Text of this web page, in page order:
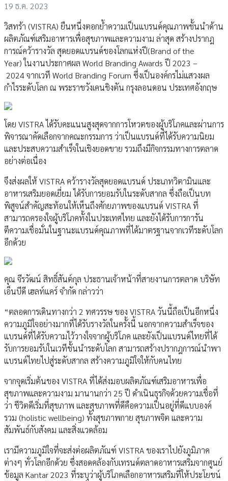
19 ธ.ค. 2023
วิสทร้า (VISTRA) ยืนหนึ่งตอกย้ำความเป็นแบรนด์คุณภาพชั้นนำด้าน
ผลิตภัณฑ์เสริมอาหารเพื่อสุขภาพและความงาม ล่าสุด สร้างปรากฎ
การณ์คว้ารางวัล สุดยอดแบรนด์ของโลกแห่งปี(Brand of the
Year) ในงานประกาศผล World Branding Awards ปี 2023 –
2024 จากเวที World Branding Forum ซึ่งเป็นองค์กรไม่แสวงผล
กำไรระดับโลก ณ พระราชวังเคนชิงตัน กรุงลอนดอน ประเทศอังกฤษ
โดย VISTRA ได้รับคะแนนสูงสุดจากการโหวตของผู้บริโภคและผ่านการ
พิจารณาคัดเลือกจากคณะกรรมการ ว่าเป็นแบรนด์ที่ได้รับความนิยม
และประสบความสำเร็จในเชิงยอดขาย รวมถึงมีกิจกรรมทางการตลาด
อย่างต่อเนื่อง
จึงส่งผลให้ VISTRA คว้ารางวัลสุดยอดแบรนด์ ประเภทวิตามินและ
อาหารเสริมยอดเยี่ยม ได้รับการยอมรับในระดับสากล ซึ่งถือเป็นบท
พิสูจน์สำคัญสะท้อนให้เห็นถึงศักยภาพของแบรนด์ VISTRA ที่
สามารถครองใจผู้บริโภคทั้งในประเทศไทย และยังได้รับการการัน
ตีความเชื่อมั่นในฐานะแบรนด์คุณภาพที่ได้มาตรฐานจากเวทีระดับโลก
อีกด้วย
คุณ จีรวัฒน์ สิทธิ์สันต์กุล ประธานเจ้าหน้าที่สายงานการตลาด บริษัท
เอ็นบีดี เฮลท์แคร์ จำกัด กล่าวว่า
“ตลอดการเดินทางกว่า 2 ทศวรรษ ของ VISTRA วันนี้ถือเป็นอีกหนึ่ง
ความภูมิใจอย่างมากที่ได้รับรางวัลในครั้งนี้ นอกจากความสำเร็จของ
แบรนด์ที่ได้รับความไว้วางใจจากผู้บริโภค และยังเป็นแบรนด์ไทยที่ได้
รับการยอมรับในเวทีชั้นนำระดับโลก สามารถสร้างปรากฎการณ์นำพา
แบรนด์ไทยไปสู่ระดับสากล สร้างความภูมิใจให้กับคนไทย
จากจุดเริ่มต้นของ VISTRA ที่ได้ส่งมอบผลิตภัณฑ์เสริมอาหารเพื่อ
สุขภาพและความงาม มานานกว่า 25 ปี ดำเนินธุรกิจด้วยความเชื่อที่
ว่า ชีวิตดีเริ่มที่สุขภาพ และสุขภาพที่ดีคือความเป็นอยู่ที่ดีแบบองค์
รวม (holistic wellbeing) ทั้งสุขภาพกาย สุขภาพจิต และความ
สัมพันธ์กับสังคม และสิ่งแวดล้อม
เรามีความภูมิใจที่จะส่งต่อผลิตภัณฑ์ VISTRA ของเราไปยังภูมิภาค
ต่างๆ ทั่วโลกอีกด้วย ซึ่งสอดคล้องกับเทรนด์ตลาดอาหารเสริมจากศูนย์
ข้อมูล Kantar 2023 ที่ระบุว่าผู้บริโภคเลือกอาหารเสริมที่ให้ประโยชน์